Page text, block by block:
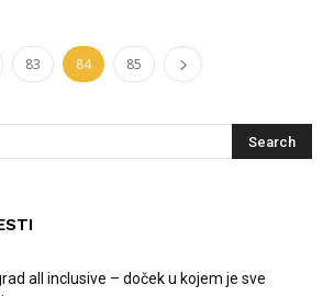
83 84 85
all inclusive – doček u kojem je sve